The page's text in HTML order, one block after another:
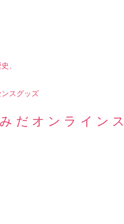
、
スグッズ
だオンライン